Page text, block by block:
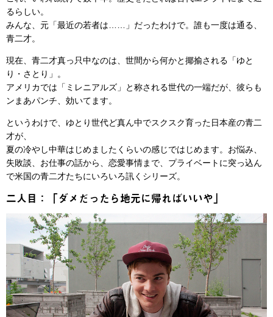
るらしい。
みんな、元「最近の若者は……」だったわけで。誰も一度は通る、
青二才。
現在、青二才真っ只中なのは、世間から何かと揶揄される「ゆと
り・さとり」。
アメリカでは「ミレニアルズ」と称される世代の一端だが、彼らも
ンまあパンチ、効いてます。
というわけで、ゆとり世代ど真ん中でスクスク育った日本産の青二
才が、
夏の冷やし中華はじめましたくらいの感じではじめます。お悩み、
失敗談、お仕事の話から、恋愛事情まで、プライベートに突っ込ん
で米国の青二才たちにいろいろ訊くシリーズ。
二人目：「ダメだったら地元に帰ればいいや」